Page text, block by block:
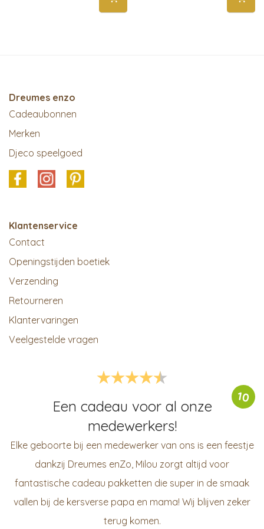
Dreumes enzo
Cadeaubonnen
Merken
Djeco speelgoed
Klantenservice
Contact
Openingstijden boetiek
Verzending
Retourneren
Klantervaringen
Veelgestelde vragen
10
Een cadeau voor al onze
medewerkers!
Elke geboorte bij een medewerker van ons is een feestje
dankzij Dreumes enZo, Milou zorgt altijd voor
fantastische cadeau pakketten die super in de smaak
vallen bij de kersverse papa en mama! Wij blijven zeker
terug komen.